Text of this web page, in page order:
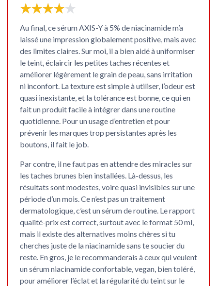
★★★★★
★★★★★
Au final, ce sérum AXIS-Y à 5% de niacinamide m’a
laissé une impression globalement positive, mais avec
des limites claires. Sur moi, il a bien aidé àuniformiser
le teint, éclaircir les petites taches récentes et
améliorer légèrement le grain de peau, sans irritation
ni inconfort. La texture est simple à utiliser, l’odeur est
quasi inexistante, et la tolérance est bonne, ce qui en
fait un produit facile à intégrer dans une routine
quotidienne. Pour un usage d’entretien et pour
prévenir les marques trop persistantes après les
boutons, il fait le job.
Par contre, il ne faut pas en attendre des miracles sur
les taches brunes bien installées. Là-dessus, les
résultats sont modestes, voire quasi invisibles sur une
période d’un mois. Ce n’est pas un traitement
dermatologique, c’est un sérum de routine. Le rapport
qualité-prix est correct, surtout avec le format 50 ml,
mais il existe des alternatives moins chères si tu
cherches juste de la niacinamide sans te soucier du
reste. En gros, je le recommanderais à ceux qui veulent
un sérum niacinamide confortable, vegan, bien toléré,
pour améliorer l’éclat et la régularité du teint sur le